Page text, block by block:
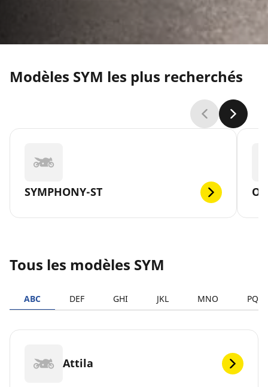
Modèles SYM les plus recherchés
SYMPHONY-ST
Tous les modèles SYM
ABC DEF GHI JKL MNO PQRS
Attila